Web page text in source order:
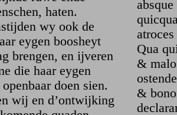
haten.
wy ook de
eygen boosheyt
brengen, en ijveren
die haar eygen
doen sien.
wij en d’ontwijking
Qua
&
&